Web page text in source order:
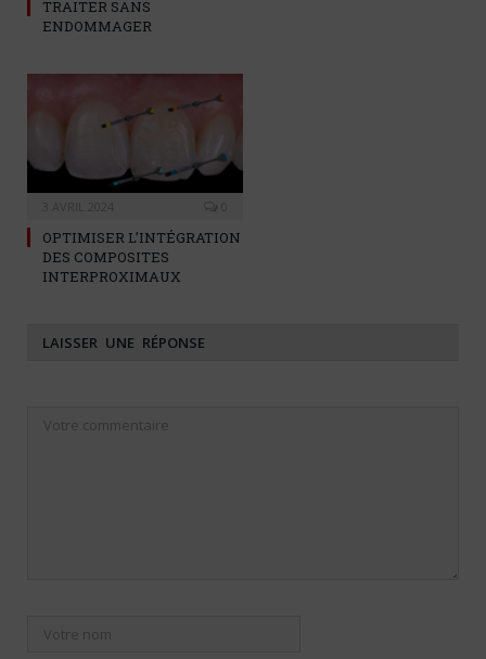
TRAITER SANS
ENDOMMAGER
OPTIMISER L’INTÉGRATION
DES COMPOSITES
INTERPROXIMAUX
LAISSER UNE RÉPONSE